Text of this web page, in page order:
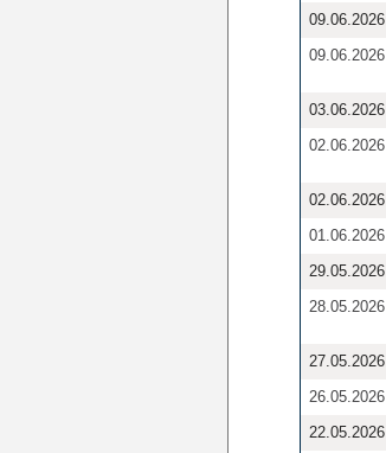
09.06.2026
09.06.2026
03.06.2026
02.06.2026
02.06.2026
01.06.2026
29.05.2026
28.05.2026
27.05.2026
26.05.2026
22.05.2026